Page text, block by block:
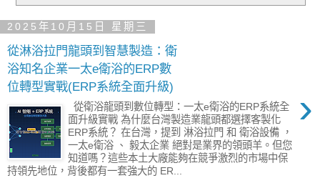
2025年10月15日 星期三
從淋浴拉門龍頭到智慧製造：衛
浴知名企業一太e衛浴的ERP數
位轉型實戰(ERP系統全面升級)
›
從衛浴龍頭到數位轉型：一太e衛浴的ERP系統全
面升級實戰 為什麼台灣製造業龍頭都選擇客製化
ERP系統？ 在台灣，提到 淋浴拉門 和 衛浴設備 ，
一太e衛浴 、 毅太企業 絕對是業界的領頭羊。但您
知道嗎？這些本土大廠能夠在競爭激烈的市場中保
持領先地位，背後都有一套強大的 ER...